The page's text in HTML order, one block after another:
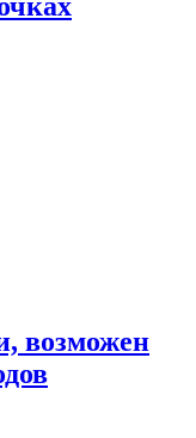
возможен